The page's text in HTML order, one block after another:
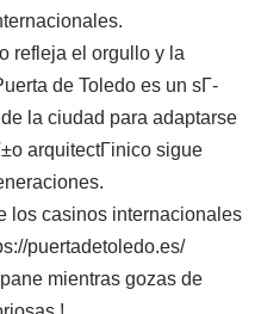
refleja el orgullo y la
de Toledo es un sГ­
la ciudad para adaptarse
arquitectГіnico sigue
los casinos internacionales
puertadetoledo.es/
mientras gozas de